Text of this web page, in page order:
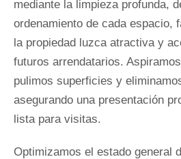
mediante la limpieza profunda,
ordenamiento de cada espacio,
la propiedad luzca atractiva y
futuros arrendatarios.
pulimos superficies y
asegurando una presentación
lista para visitas.
Optimizamos el estado general